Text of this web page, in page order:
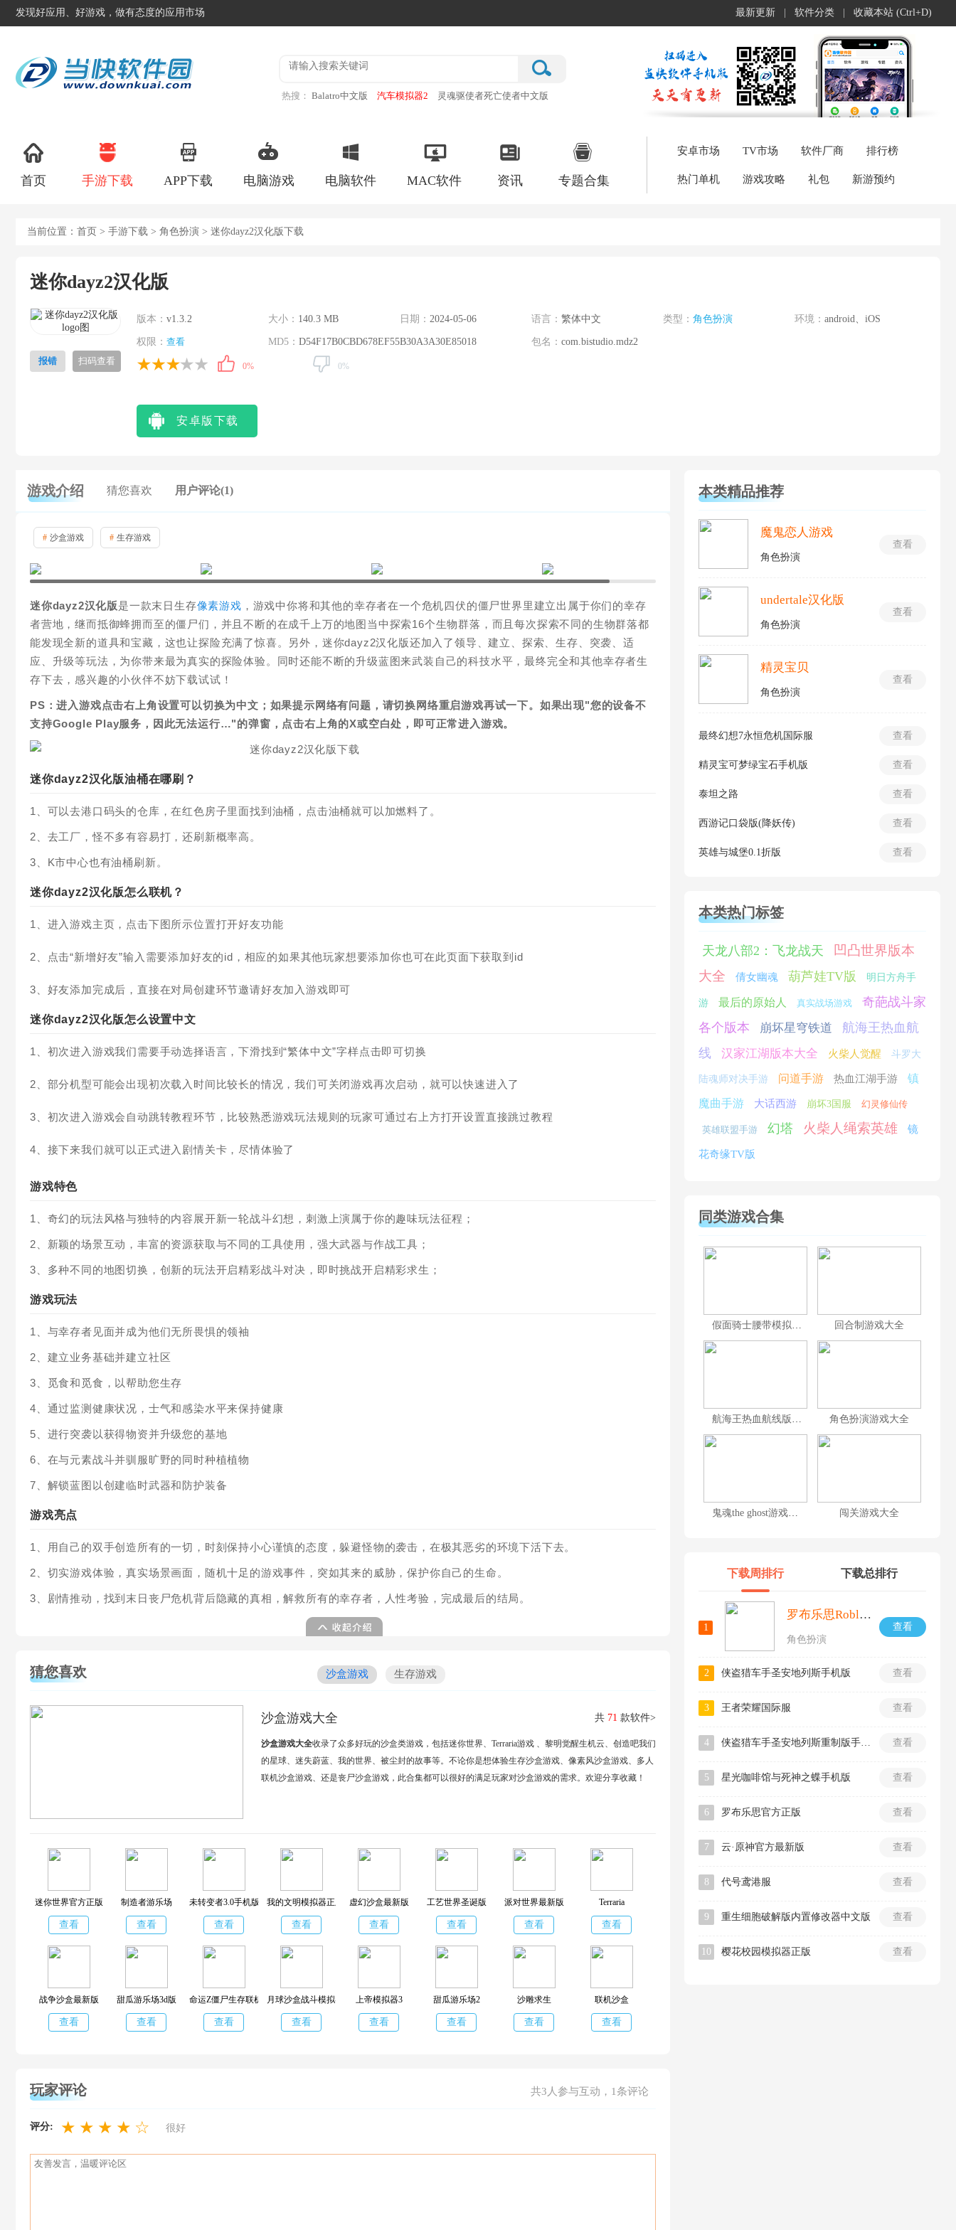
发现好应用、好游戏，做有态度的应用市场 最新更新 软件分类 收藏本站 (Ctrl+D)
热搜： Balatro中文版 汽车模拟器2
灵魂驱使者死亡使者中文版
首页 手游下载 APP下载 电脑游戏 电脑软件 MAC软件 资讯 专题合集
安卓市场 TV市场 软件厂商 排行榜
热门单机 游戏攻略 礼包 新游预约
当前位置： 首页 > 手游下载 > 角色扮演 > 迷你dayz2汉化版下载
迷你dayz2汉化版
报错 扫码查看
版本： v1.3.2 大小： 140.3 MB 日期： 2024-05-06 语言： 繁体中文 类型： 角色扮演 环境： android、iOS
权限： 查看 MD5： D54F17B0CBD678EF55B30A3A30E85018 包名： com.bistudio.mdz2
0% 0%
安卓版下载
游戏介绍 猜您喜欢 用户评论(1)
# 沙盒游戏 # 生存游戏
迷你dayz2汉化版是一款末日生存像素游戏 ，游戏中你将和其他的幸存者在一个危机四伏的僵尸世界里建立出属于你们的幸存
者营地，继而抵御蜂拥而至的僵尸们，并且不断的在成千上万的地图当中探索16个生物群落，而且每次探索不同的生物群落都
能发现全新的道具和宝藏，这也让探险充满了惊喜。另外，迷你dayz2汉化版还加入了领导、建立、探索、生存、突袭、适
应、升级等玩法，为你带来最为真实的探险体验。同时还能不断的升级蓝图来武装自己的科技水平，最终完全和其他幸存者生
存下去，感兴趣的小伙伴不妨下载试试！
PS：进入游戏点击右上角设置可以切换为中文；如果提示网络有问题，请切换网络重启游戏再试一下。如果出现"您的设备不
支持Google Play服务，因此无法运行…"的弹窗，点击右上角的X或空白处，即可正常进入游戏。
迷你dayz2汉化版油桶在哪刷？
1、可以去港口码头的仓库，在红色房子里面找到油桶，点击油桶就可以加燃料了。
2、去工厂，怪不多有容易打，还刷新概率高。
3、K市中心也有油桶刷新。
迷你dayz2汉化版怎么联机？
1、进入游戏主页，点击下图所示位置打开好友功能
2、点击“新增好友”输入需要添加好友的id，相应的如果其他玩家想要添加你也可在此页面下获取到id
3、好友添加完成后，直接在对局创建环节邀请好友加入游戏即可
迷你dayz2汉化版怎么设置中文
1、初次进入游戏我们需要手动选择语言，下滑找到“繁体中文”字样点击即可切换
2、部分机型可能会出现初次载入时间比较长的情况，我们可关闭游戏再次启动，就可以快速进入了
3、初次进入游戏会自动跳转教程环节，比较熟悉游戏玩法规则的玩家可通过右上方打开设置直接跳过教程
4、接下来我们就可以正式进入剧情关卡，尽情体验了
游戏特色
1、奇幻的玩法风格与独特的内容展开新一轮战斗幻想，刺激上演属于你的趣味玩法征程；
2、新颖的场景互动，丰富的资源获取与不同的工具使用，强大武器与作战工具；
3、多种不同的地图切换，创新的玩法开启精彩战斗对决，即时挑战开启精彩求生；
游戏玩法
1、与幸存者见面并成为他们无所畏惧的领袖
2、建立业务基础并建立社区
3、觅食和觅食，以帮助您生存
4、通过监测健康状况，士气和感染水平来保持健康
5、进行突袭以获得物资并升级您的基地
6、在与元素战斗并驯服旷野的同时种植植物
7、解锁蓝图以创建临时武器和防护装备
游戏亮点
1、用自己的双手创造所有的一切，时刻保持小心谨慎的态度，躲避怪物的袭击，在极其恶劣的环境下活下去。
2、切实游戏体验，真实场景画面，随机十足的游戏事件，突如其来的威胁，保护你自己的生命。
3、剧情推动，找到末日丧尸危机背后隐藏的真相，解救所有的幸存者，人性考验，完成最后的结局。
猜您喜欢 沙盒游戏 生存游戏
沙盒游戏大全 共 71 款软件>
沙盒游戏大全收录了众多好玩的沙盒类游戏，包括迷你世界、Terraria游戏 、黎明觉醒生机云、创造吧我们
的星球、迷失蔚蓝、我的世界、被尘封的故事等。不论你是想体验生存沙盒游戏、像素风沙盒游戏、多人
联机沙盒游戏、还是丧尸沙盒游戏，此合集都可以很好的满足玩家对沙盒游戏的需求。欢迎分享收藏！
迷你世界官方正版
查看
制造者游乐场
查看
未转变者3.0手机版
查看
我的文明模拟器正版
查看
虚幻沙盒最新版
查看
工艺世界圣诞版
查看
派对世界最新版
查看
Terraria
查看
战争沙盒最新版
查看
甜瓜游乐场3d版
查看
命运Z僵尸生存联机版
查看
月球沙盒战斗模拟器
查看
上帝模拟器3
查看
甜瓜游乐场2
查看
沙雕求生
查看
联机沙盒
查看
玩家评论 共3 人参与互动，1条评论
评分: ★ ★ ★ ★ ☆ 很好
本类精品推荐
查看
魔鬼恋人游戏
角色扮演
查看
undertale汉化版
角色扮演
查看
精灵宝贝
角色扮演
查看
最终幻想7永恒危机国际服
查看
精灵宝可梦绿宝石手机版
查看
泰坦之路
查看
西游记口袋版(降妖传)
查看
英雄与城堡0.1折版
本类热门标签
天龙八部2：飞龙战天
凹凸世界版本
大全
倩女幽魂 葫芦娃TV版 明日方舟手
游 最后的原始人 真实战场游戏
奇葩战斗家
各个版本
崩坏星穹铁道
航海王热血航
线
汉家江湖版本大全 火柴人觉醒 斗罗大
陆魂师对决手游 问道手游 热血江湖手游 镇
魔曲手游 大话西游 崩坏3国服 幻灵修仙传
英雄联盟手游 幻塔 火柴人绳索英雄 镜
花奇缘TV版
同类游戏合集
假面骑士腰带模拟器合集 回合制游戏大全
航海王热血航线版本大全 角色扮演游戏大全
鬼魂the ghost游戏大全 闯关游戏大全
下载周排行 下载总排行
1 查看
罗布乐思Roblox国际服
角色扮演
2 查看
侠盗猎车手圣安地列斯手机版
3 查看
王者荣耀国际服
4 查看
侠盗猎车手圣安地列斯重制版手机版
5 查看
星光咖啡馆与死神之蝶手机版
6 查看
罗布乐思官方正版
7 查看
云·原神官方最新版
8 查看
代号鸢港服
9 查看
重生细胞破解版内置修改器中文版
10 查看
樱花校园模拟器正版